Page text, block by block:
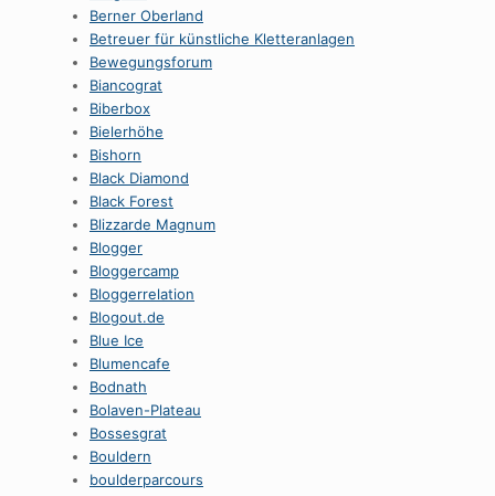
Berner Oberland
Betreuer für künstliche Kletteranlagen
Bewegungsforum
Biancograt
Biberbox
Bielerhöhe
Bishorn
Black Diamond
Black Forest
Blizzarde Magnum
Blogger
Bloggercamp
Bloggerrelation
Blogout.de
Blue Ice
Blumencafe
Bodnath
Bolaven-Plateau
Bossesgrat
Bouldern
boulderparcours